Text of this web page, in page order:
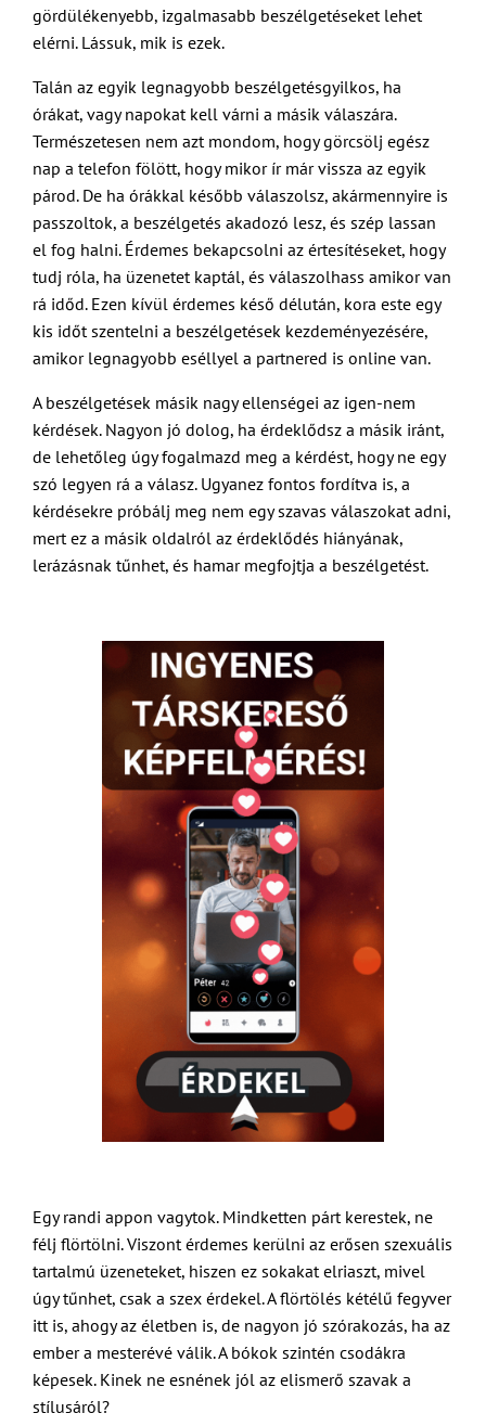
gördülékenyebb, izgalmasabb beszélgetéseket lehet
elérni. Lássuk, mik is ezek.
Talán az egyik legnagyobb beszélgetésgyilkos, ha
órákat, vagy napokat kell várni a másik válaszára.
Természetesen nem azt mondom, hogy görcsölj egész
nap a telefon fölött, hogy mikor ír már vissza az egyik
párod. De ha órákkal később válaszolsz, akármennyire is
passzoltok, a beszélgetés akadozó lesz, és szép lassan
el fog halni. Érdemes bekapcsolni az értesítéseket, hogy
tudj róla, ha üzenetet kaptál, és válaszolhass amikor van
rá időd. Ezen kívül érdemes késő délután, kora este egy
kis időt szentelni a beszélgetések kezdeményezésére,
amikor legnagyobb eséllyel a partnered is online van.
A beszélgetések másik nagy ellenségei az igen-nem
kérdések. Nagyon jó dolog, ha érdeklődsz a másik iránt,
de lehetőleg úgy fogalmazd meg a kérdést, hogy ne egy
szó legyen rá a válasz. Ugyanez fontos fordítva is, a
kérdésekre próbálj meg nem egy szavas válaszokat adni,
mert ez a másik oldalról az érdeklődés hiányának,
lerázásnak tűnhet, és hamar megfojtja a beszélgetést.
Egy randi appon vagytok. Mindketten párt kerestek, ne
félj flörtölni. Viszont érdemes kerülni az erősen szexuális
tartalmú üzeneteket, hiszen ez sokakat elriaszt, mivel
úgy tűnhet, csak a szex érdekel. A flörtölés kétélű fegyver
itt is, ahogy az életben is, de nagyon jó szórakozás, ha az
ember a mesterévé válik. A bókok szintén csodákra
képesek. Kinek ne esnének jól az elismerő szavak a
stílusáról?